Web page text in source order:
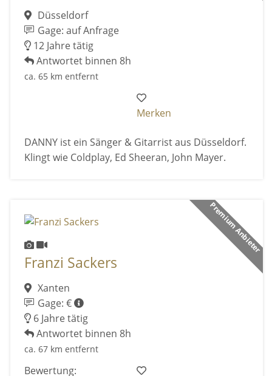
Düsseldorf
Gage: auf Anfrage
12 Jahre tätig
Antwortet binnen 8h
ca. 65 km entfernt
Merken
DANNY ist ein Sänger & Gitarrist aus Düsseldorf.
Klingt wie Coldplay, Ed Sheeran, John Mayer.
Premium Anbieter
Franzi Sackers
Xanten
Gage: €
6 Jahre tätig
Antwortet binnen 8h
ca. 67 km entfernt
Bewertung: